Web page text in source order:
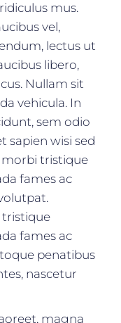
mus.
vel,
lectus ut
libero,
Nullam sit
vehicula. In
sem odio
sapien wisi sed
morbi tristique
fames ac
tristique
fames ac
penatibus
nascetur
magna